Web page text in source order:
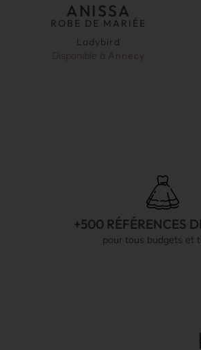
ANISSA
ROBE DE MARIÉE
Ladybird
Disponible à Annecy
+500 RÉFÉRENCES
pour tous budgets et